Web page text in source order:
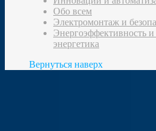
Обо всем
Электромонтаж и
Энергоэффективность и
энергетика
Вернуться наверх